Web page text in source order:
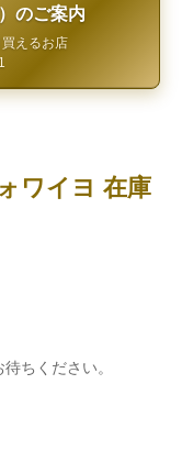
のご案内
えるお店
ワイヨ 在庫
ちください。